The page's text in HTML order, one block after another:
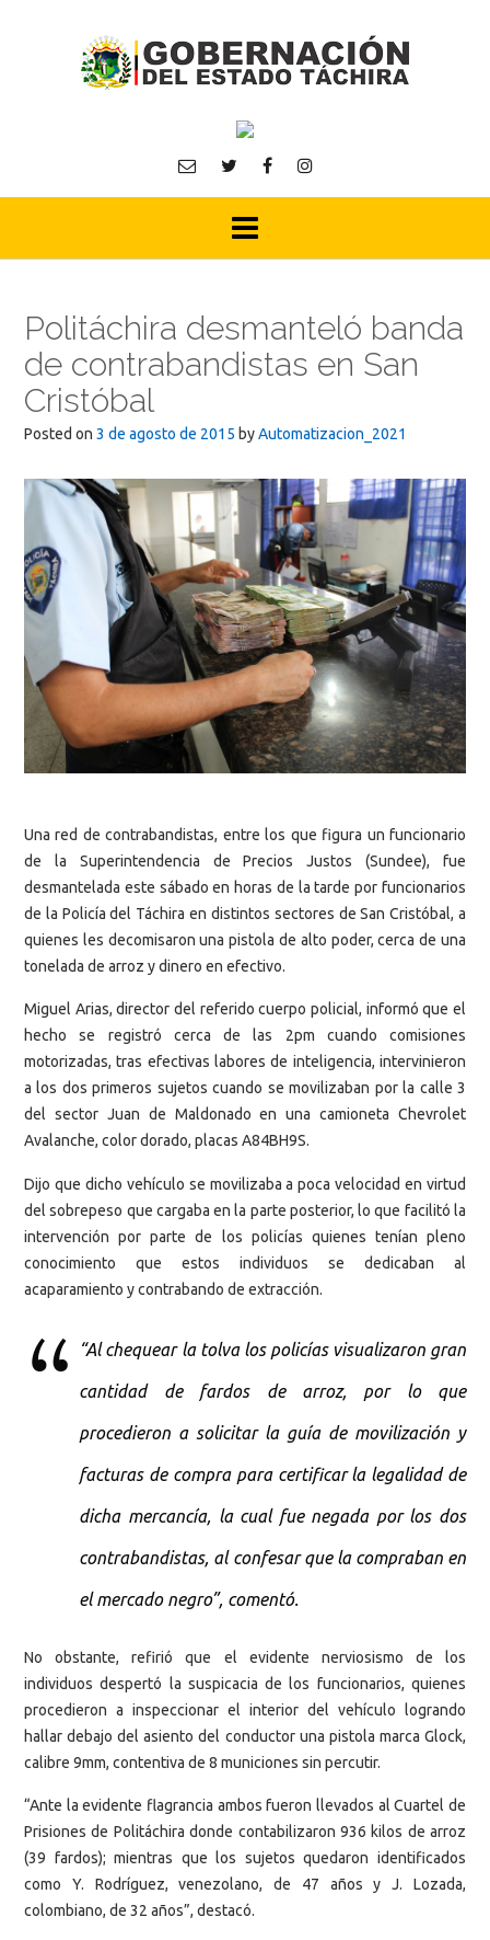
Politáchira desmanteló banda
de contrabandistas en San
Cristóbal
Posted on 3 de agosto de 2015 byAutomatizacion_2021
Una red de contrabandistas, entre los que figura un funcionario
de la Superintendencia de Precios Justos (Sundee), fue
desmantelada este sábado en horas de la tarde por funcionarios
de la Policía del Táchira en distintos sectores de San Cristóbal, a
quienes les decomisaron una pistola de alto poder, cerca de una
tonelada de arroz y dinero en efectivo.
Miguel Arias, director del referido cuerpo policial, informó que el
hecho se registró cerca de las 2pm cuando comisiones
motorizadas, tras efectivas labores de inteligencia, intervinieron
a los dos primeros sujetos cuando se movilizaban por la calle 3
del sector Juan de Maldonado en una camioneta Chevrolet
Avalanche, color dorado, placas A84BH9S.
Dijo que dicho vehículo se movilizaba a poca velocidad en virtud
del sobrepeso que cargaba en la parte posterior, lo que facilitó la
intervención por parte de los policías quienes tenían pleno
conocimiento que estos individuos se dedicaban al
acaparamiento y contrabando de extracción.
“Al chequear la tolva los policías visualizaron gran
cantidad de fardos de arroz, por lo que
procedieron a solicitar la guía de movilización y
facturas de compra para certificar la legalidad de
dicha mercancía, la cual fue negada por los dos
contrabandistas, al confesar que la compraban en
el mercado negro”, comentó.
No obstante, refirió que el evidente nerviosismo de los
individuos despertó la suspicacia de los funcionarios, quienes
procedieron a inspeccionar el interior del vehículo logrando
hallar debajo del asiento del conductor una pistola marca Glock,
calibre 9mm, contentiva de 8 municiones sin percutir.
“Ante la evidente flagrancia ambos fueron llevados al Cuartel de
Prisiones de Politáchira donde contabilizaron 936 kilos de arroz
(39 fardos); mientras que los sujetos quedaron identificados
como Y. Rodríguez, venezolano, de 47 años y J. Lozada,
colombiano, de 32 años”, destacó.